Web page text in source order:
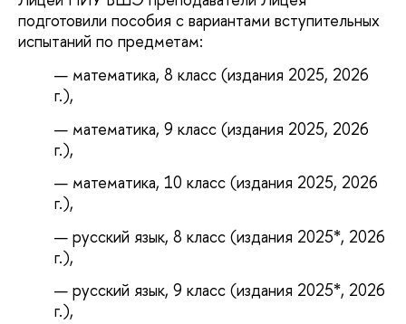
подготовили пособия с вариантами вступительных
испытаний по предметам:
математика, 8 класс (издания 2025, 2026
г.),
математика, 9 класс (издания 2025, 2026
г.),
математика, 10 класс (издания 2025, 2026
г.),
русский язык, 8 класс (издания 2025*, 2026
г.),
русский язык, 9 класс (издания 2025*, 2026
г.),